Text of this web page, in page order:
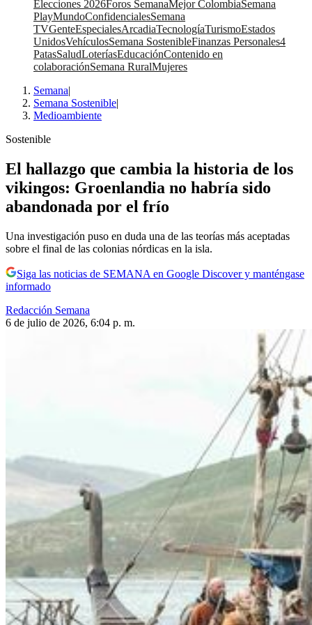
Elecciones 2026Foros SemanaMejor ColombiaSemana
PlayMundoConfidencialesSemana
TVGenteEspecialesArcadiaTecnologíaTurismoEstados
UnidosVehículosSemana SostenibleFinanzas Personales4
PatasSaludLoteríasEducaciónContenido en
colaboraciónSemana RuralMujeres
Semana|
Semana Sostenible|
Medioambiente
Sostenible
El hallazgo que cambia la historia de los
vikingos: Groenlandia no habría sido
abandonada por el frío
Una investigación puso en duda una de las teorías más aceptadas
sobre el final de las colonias nórdicas en la isla.
Siga las noticias de SEMANA en Google Discover y manténgase
informado
Redacción Semana
6 de julio de 2026, 6:04 p. m.